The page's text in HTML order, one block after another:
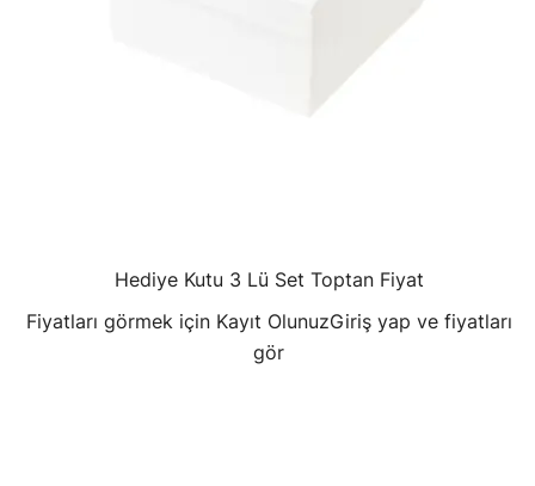
Hediye Kutu 3 Lü Set Toptan Fiyat
Fiyatları görmek için Kayıt OlunuzGiriş yap ve fiyatları
gör